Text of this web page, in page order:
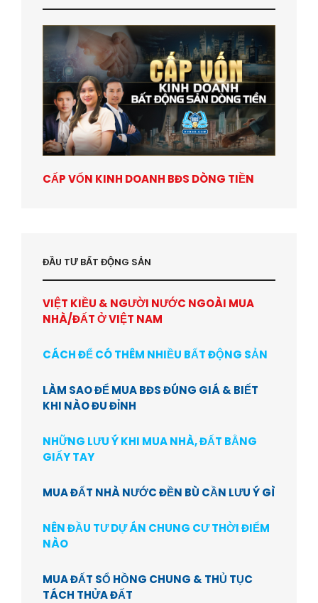
CẤP VỐN KINH DOANH BĐS DÒNG TIỀN
ĐẦU TƯ BẤT ĐỘNG SẢN
VIỆT KIỀU & NGƯỜI NƯỚC NGOÀI MUA
NHÀ/ĐẤT Ở VIỆT NAM
CÁCH ĐỂ CÓ THÊM NHIỀU BẤT ĐỘNG SẢN
LÀM SAO ĐỂ MUA BĐS ĐÚNG GIÁ & BIẾT
KHI NÀO ĐU ĐỈNH
NHỮNG LƯU Ý KHI MUA NHÀ, ĐẤT BẰNG
GIẤY TAY
MUA ĐẤT NHÀ NƯỚC ĐỀN BÙ CẦN LƯU Ý GÌ
NÊN ĐẦU TƯ DỰ ÁN CHUNG CƯ THỜI ĐIỂM
NÀO
MUA ĐẤT SỔ HỒNG CHUNG & THỦ TỤC
TÁCH THỬA ĐẤT